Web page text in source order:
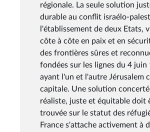
régionale. La seule solution
durable au conflit israélo-
l'établissement de deux Etats,
côte à côte en paix et en
des frontières sûres et
fondées sur les lignes du 4 juin
ayant l'un et l'autre Jérusalem
capitale. Une solution
réaliste, juste et équitable doit
trouvée sur le statut des
France s'attache activement à